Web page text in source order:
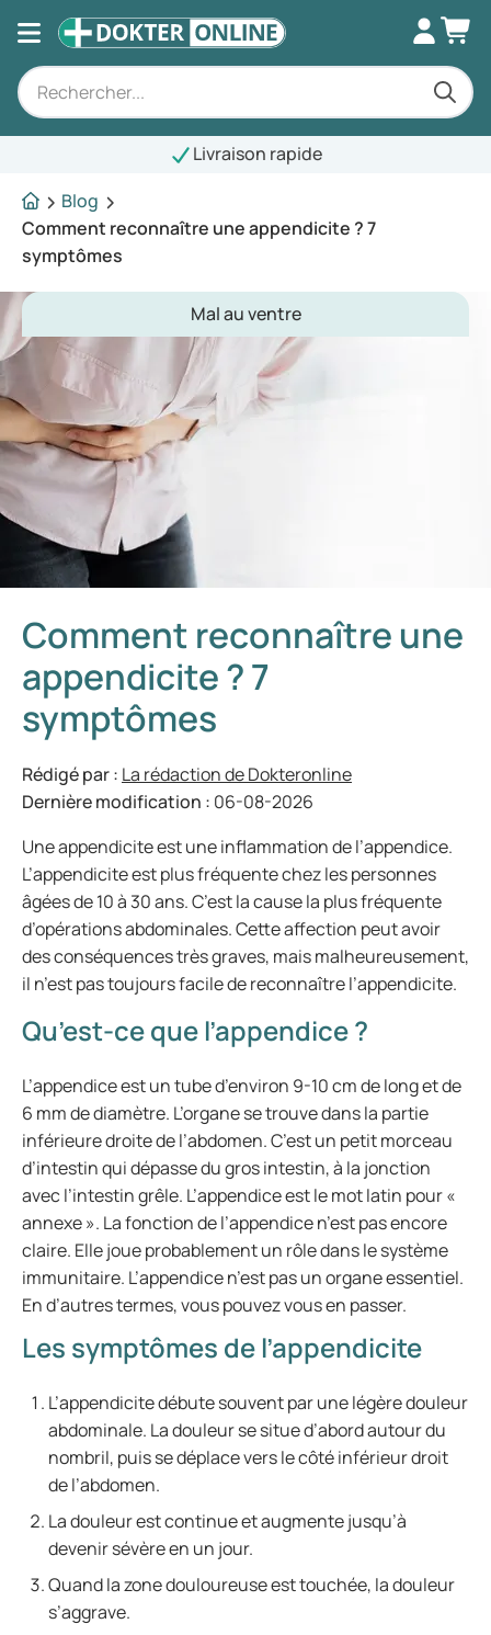
Livraison rapide
Blog
Comment reconnaître une appendicite ? 7
symptômes
Mal au ventre
Comment reconnaître une
appendicite ? 7
symptômes
Rédigé par : La rédaction de Dokteronline
Dernière modification : 06-08-2026
Une appendicite est une inflammation de l’appendice.
L’appendicite est plus fréquente chez les personnes
âgées de 10 à 30 ans. C’est la cause la plus fréquente
d’opérations abdominales. Cette affection peut avoir
des conséquences très graves, mais malheureusement,
il n’est pas toujours facile de reconnaître l’appendicite.
Qu’est-ce que l’appendice ?
L’appendice est un tube d’environ 9-10 cm de long et de
6 mm de diamètre. L’organe se trouve dans la partie
inférieure droite de l’abdomen. C’est un petit morceau
d’intestin qui dépasse du gros intestin, à la jonction
avec l’intestin grêle. L’appendice est le mot latin pour «
annexe ». La fonction de l’appendice n’est pas encore
claire. Elle joue probablement un rôle dans le système
immunitaire. L’appendice n’est pas un organe essentiel.
En d’autres termes, vous pouvez vous en passer.
Les symptômes de l’appendicite
L’appendicite débute souvent par une légère douleur
abdominale. La douleur se situe d’abord autour du
nombril, puis se déplace vers le côté inférieur droit
de l’abdomen.
La douleur est continue et augmente jusqu’à
devenir sévère en un jour.
Quand la zone douloureuse est touchée, la douleur
s’aggrave.